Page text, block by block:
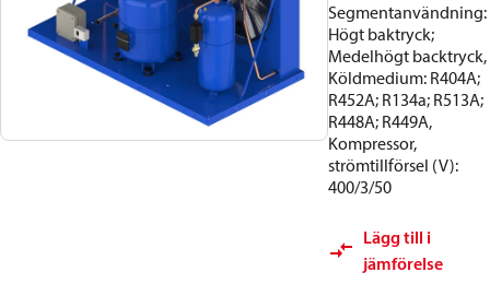
Segmentanvändning:
Högt baktryck;
Medelhögt backtryck,
Köldmedium: R404A;
R452A; R134a; R513A;
R448A; R449A,
Kompressor,
strömtillförsel (V):
400/3/50
Lägg till i
jämförelse